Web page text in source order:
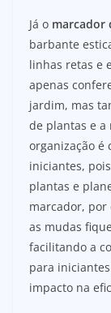
Já o marcador
barbante
linhas retas e
apenas
jardim, mas
de plantas e a
organização é
iniciantes,
plantas e
marcador, por
as mudas
facilitando a
para
impacto na